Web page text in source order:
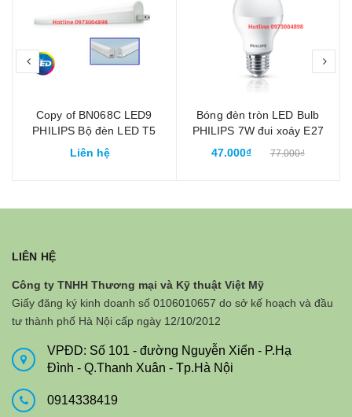
Copy of BN068C LED9
PHILIPS Bộ đèn LED T5
90cm 9.6W
Liên hệ
Bóng đèn tròn LED Bulb
PHILIPS 7W đui xoáy E27
Essential
47.000₫ 77.000₫
prev
LIÊN HỆ
Công ty TNHH Thương mại và Kỹ thuật Việt Mỹ
Giấy đăng ký kinh doanh số 0106010657 do sở kế hoạch và đầu
tư thành phố Hà Nội cấp ngày 12/10/2012
VPĐD: Số 101 - đường Nguyễn Xiển - P.Hạ
Đình - Q.Thanh Xuân - Tp.Hà Nội
0914338419